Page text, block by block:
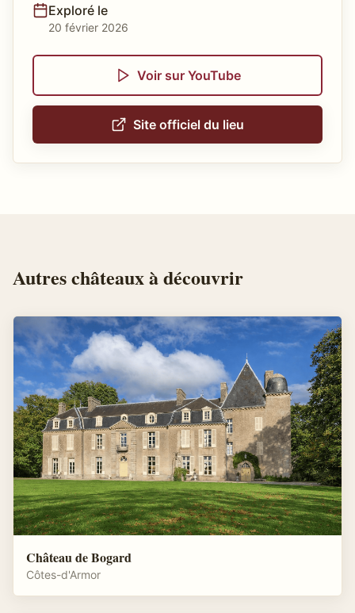
Exploré le
20 février 2026
Voir sur YouTube
Site officiel du lieu
Autreschâteauxà découvrir
Château de Bogard
Côtes-d'Armor